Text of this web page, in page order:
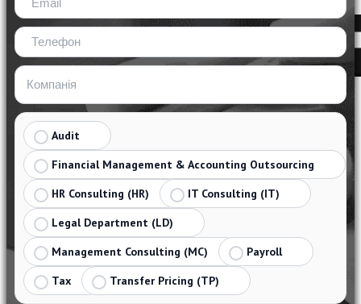
Audit
Financial Management & Accounting Outsourcing
HR Consulting (HR)
IT Consulting (IT)
Legal Department (LD)
Management Consulting (MC)
Payroll
Tax
Transfer Pricing (TP)